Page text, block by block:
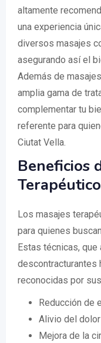
altamente
una experiencia
diversos masajes
asegurando así el
Además de
amplia gama de
complementar tu
referente para
Ciutat Vella.
Beneficios
Los masajes
para quienes
Estas técnicas, que
descontracturantes
reconocidas por
Reducción de
Alivio del
Mejora de la